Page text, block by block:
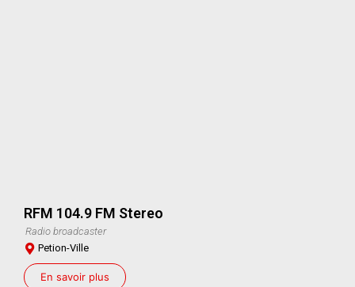
RFM 104.9 FM Stereo
Radio broadcaster
Petion-Ville
En savoir plus